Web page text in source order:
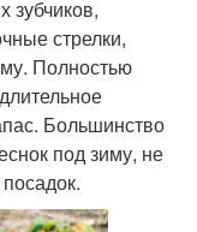
зубчиков,
стрелки,
Полностью
Большинство
под зиму, не